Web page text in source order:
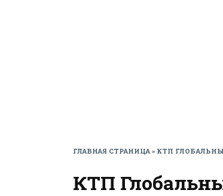
ГЛАВНАЯ СТРАНИЦА» КТП
КТП